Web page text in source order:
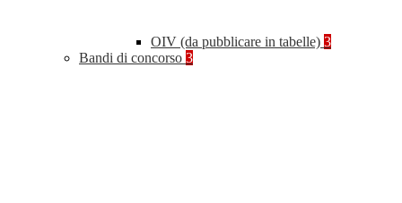
OIV (da pubblicare in tabelle) 3
Bandi di concorso 3